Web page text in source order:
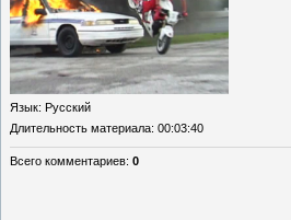
Язык: Русский
Длительность материала: 00:03:40
Всего комментариев: 0